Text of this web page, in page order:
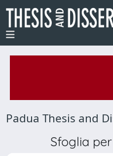
Padua Thesis and
Sfoglia